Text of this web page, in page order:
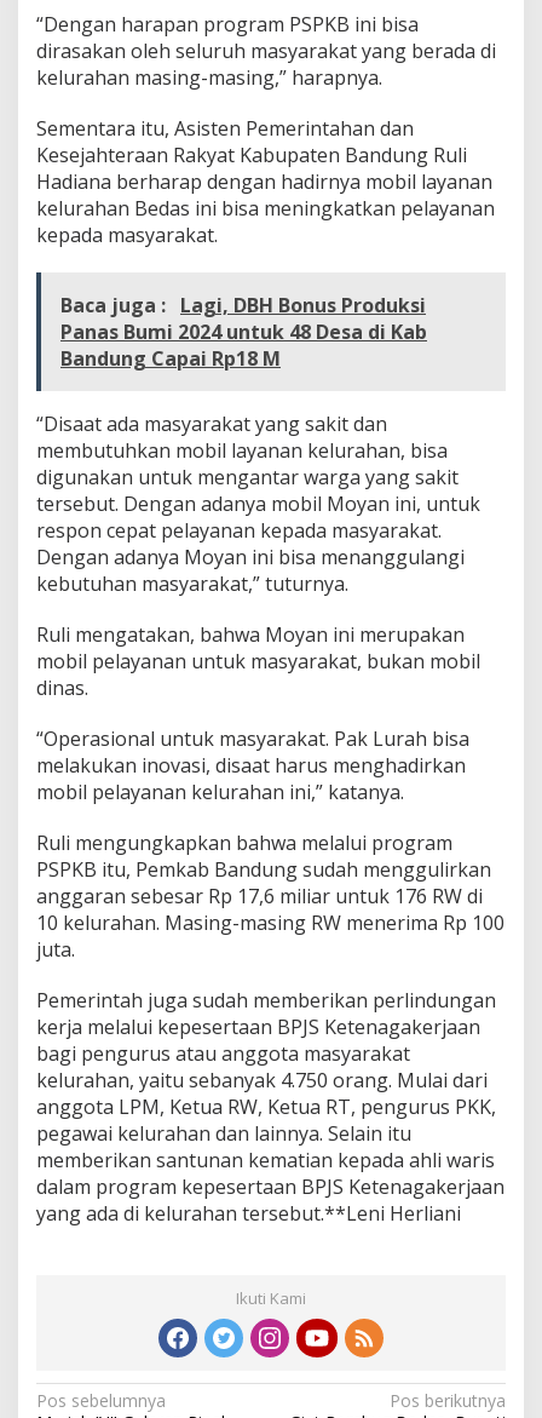
“Dengan harapan program PSPKB ini bisa
dirasakan oleh seluruh masyarakat yang berada di
kelurahan masing-masing,” harapnya.
Sementara itu, Asisten Pemerintahan dan
Kesejahteraan Rakyat Kabupaten Bandung Ruli
Hadiana berharap dengan hadirnya mobil layanan
kelurahan Bedas ini bisa meningkatkan pelayanan
kepada masyarakat.
Baca juga : Lagi, DBH Bonus Produksi
Panas Bumi 2024 untuk 48 Desa di Kab
Bandung Capai Rp18 M
“Disaat ada masyarakat yang sakit dan
membutuhkan mobil layanan kelurahan, bisa
digunakan untuk mengantar warga yang sakit
tersebut. Dengan adanya mobil Moyan ini, untuk
respon cepat pelayanan kepada masyarakat.
Dengan adanya Moyan ini bisa menanggulangi
kebutuhan masyarakat,” tuturnya.
Ruli mengatakan, bahwa Moyan ini merupakan
mobil pelayanan untuk masyarakat, bukan mobil
dinas.
“Operasional untuk masyarakat. Pak Lurah bisa
melakukan inovasi, disaat harus menghadirkan
mobil pelayanan kelurahan ini,” katanya.
Ruli mengungkapkan bahwa melalui program
PSPKB itu, Pemkab Bandung sudah menggulirkan
anggaran sebesar Rp 17,6 miliar untuk 176 RW di
10 kelurahan. Masing-masing RW menerima Rp 100
juta.
Pemerintah juga sudah memberikan perlindungan
kerja melalui kepesertaan BPJS Ketenagakerjaan
bagi pengurus atau anggota masyarakat
kelurahan, yaitu sebanyak 4.750 orang. Mulai dari
anggota LPM, Ketua RW, Ketua RT, pengurus PKK,
pegawai kelurahan dan lainnya. Selain itu
memberikan santunan kematian kepada ahli waris
dalam program kepesertaan BPJS Ketenagakerjaan
yang ada di kelurahan tersebut.**Leni Herliani
Ikuti Kami
N
Pos sebelumnya
Pos berikutnya